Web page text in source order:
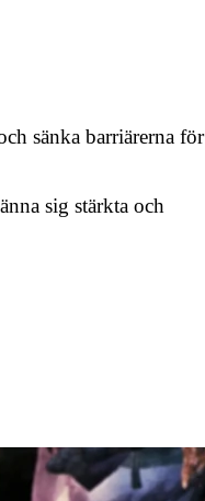
sänka barriärerna för
sig stärkta och